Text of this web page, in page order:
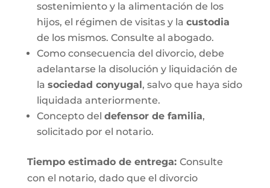
sostenimiento y la alimentación de los
hijos, el régimen de visitas y la custodia
de los mismos. Consulte al abogado.
Como consecuencia del divorcio, debe
adelantarse la disolución y liquidación de
la sociedad conyugal, salvo que haya sido
liquidada anteriormente.
Concepto del defensor de familia,
solicitado por el notario.
Tiempo estimado de entrega: Consulte
con el notario, dado que el divorcio